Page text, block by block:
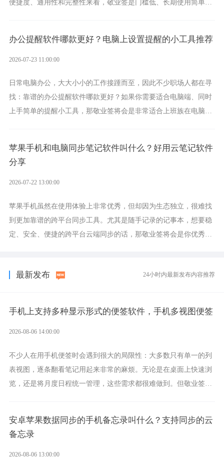
便捷度、通用性和完整性来看，敬业签是门槛低、长期使用简单的
办公提醒软件哪款更好？电脑上设置提醒的小工具推荐
2026-07-23 11:00:00
日常电脑办公，大大小小的工作接踵而至，因此不少职场人都在寻
找：靠谱的办公提醒软件哪款更好？如果你需要适合电脑端、同时
上手简单的提醒小工具，那敬业签将会是非常适合上班族在电脑上
苹果手机和电脑同步笔记软件叫什么？好用云笔记软件
分享
2026-07-22 13:00:00
苹果手机虽然在使用体验上非常优秀，但却因为生态独立，很难找
到更加靠谱的跨平台同步工具。尤其是随手记录的记事本，想要稳
定、安全、便捷的跨平台云端同步的话，那敬业签将会是你优秀的
最新发布 24小时内最新发布内容推荐
手机上支持多种显示形式的便签软件，手机多视图便签
2026-08-06 14:00:00
不少人在用手机便签时会遇到很大的局限性：大多数只有单一的列
表视图，逐条翻看笔记用起来非常的麻烦。无论是在桌面上快速浏
览，还是将月度日程统一管理，这些需求都很难做到。但敬业签作
安卓苹果数据同步的手机备忘录叫什么？支持同步的云
备忘录
2026-08-06 13:00:00